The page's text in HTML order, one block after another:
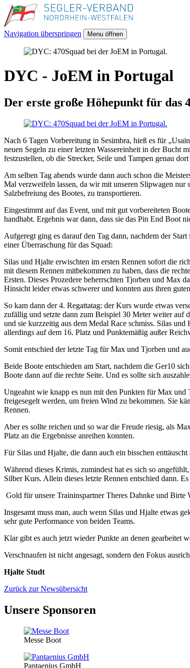
Navigation überspringen Menu öffnen
DYC - JoEM in Portugal
Der erste große Höhepunkt für das
Nach 6 Tagen Vorbereitung in Sesimbra, hieß es für
neuen Segeln zu einer letzten Wassereinheit in der Bucht
festzustellen, ob die Strecker, Seile und Tampen genau
Am selben Tag abends wurde dann auch schon die
Mal verzweifeln lassen, da wir mit unseren Slipwagen nur
Salzbefreiung des Bootes, zu transportieren.
Eingestimmt auf das Event, und mit gut vorbereiteten
handhabt. Ergebnis war dann, dass sie das Pin End Boot
Aufgeregt ging es darauf den Tag dann, nachdem der
einer Überraschung für das Squad:
Silas und Hjalte erwischten im ersten Rennen sofort die
mit diesem Rennen mitbekommen zu haben, dass die
Ersten. Dieses Prozedere beherrschten Tjorben und Max
Hinsicht leider etwas schwerer und konnten aus ihren
So kam dann der 4. Regattatag: der Kurs wurde etwas
zufällig und setzte dann zum Beispiel 30 Meter weiter auf
und sie kurzzeitig aus dem Medal Race schmiss. Silas
allerdings auf dem 16. Platz und Punktemäßig außer
Somit entschied der letzte Tag für Max und Tjorben und
Beide Boote entschieden am Start, nachdem die Ger10
Boote dann auf die rechte Seite. Und es sollte sich
Ungeahnt wie knapp es nun mit den Punkten für Max und
freigesegelt werden, um freien Wind zu bekommen. Sie
Rennen.
Aber es sollte reichen und so war die Freude riesig, als
Platz an die Ergebnisse anreihen konnten.
Für Silas und Hjalte, die dann auch ein bisschen
Während dieses Krimis, zumindest hat es sich so
Silber Kurs. Allein dieses letzte Rennen entschied dann.
Gold für unsere Traininspartner Theres Dahnke und Birte
Insgesamt muss man, auch wenn Silas und Hjalte etwas
sehr gute Performance von beiden Teams.
Klar gibt es auch jetzt wieder Punkte an denen gearbeitet
Verschnaufen ist nicht angesagt, sondern den Fokus
Hjalte Studt
Zurück zur Newsübersicht
Unsere Sponsoren
Messe Boot
Pantaenius GmbH